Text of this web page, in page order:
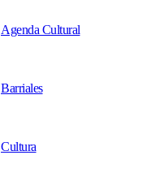
Agenda Cultural
Barriales
Cultura